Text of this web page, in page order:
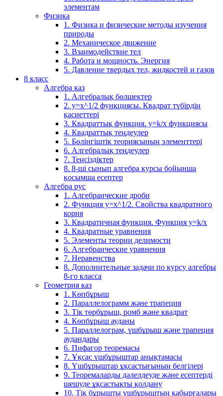
элементам
Физика
1. Физика и физические методы изучения
природы
2. Механическое движение
3. Взаимодействие тел
4. Работа и мощность. Энергия
5. Давление твердых тел, жидкостей и газов
8 класс
Алгебра каз
1. Алгебралық бөлшектер
2. у=х^1/2 функциясы. Квадрат түбірдің
қасиеттері
3. Квадраттық функция. у=k/x функциясы
4. Квадраттық теңдеулер
5. Бөлінгіштік теориясының элементтері
6. Алгебралық теңдеулер
7. Теңсіздіктер
8. 8-ші сынып алгебра курсы бойынша
қосымша есептер
Алгебра рус
1. Алгебраические дроби
2. Функция y=x^1/2. Свойства квадратного
корня
3. Квадратичная функция. Функция у=k/x
4. Квадратные уравнения
5. Элементы теории делимости
6. Алгебраические уравнения
7. Неравенства
8. Дополнительные задачи по курсу алгебры
8-го класса
Геометрия каз
1. Көпбұрыш
2. Параллелограмм және трапеция
3. Тік төрбұрыш, ромб және квадрат
4. Көпбұрыш ауданы
5. Параллелограм, үшбұрыш және трапеция
аудандары
6. Пифагор теоремасы
7. Ұқсас үшбұрыштар анықтамасы
8. Үшбұрыштар ұқсастығының белгілері
9. Теоремаларды дәлелдеуде және есептерді
шешуде ұқсастықты қолдану
10. Тік бұрышты үшбұрыштың қабырғалары